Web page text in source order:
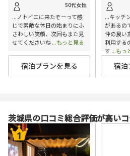
50代女性
...ノトイエに来たぞーって感
じで素敵な休日の始まりにふ
さわしい笑顔、次回もまた見
せてくださいね...もっと見る
宿泊プランを見る
...キッチ
があるの
仲の良い
利用する
す...もっ
宿泊
茨城県の口コミ総合評価が高い